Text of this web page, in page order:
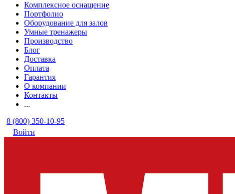
Комплексное оснащение
Портфолио
Оборудование для залов
Умные тренажеры
Производство
Блог
Доставка
Оплата
Гарантия
О компании
Контакты
...
8 (800) 350-10-95
Войти